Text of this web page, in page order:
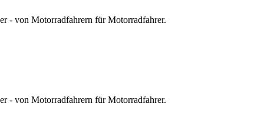
- von Motorradfahrern für Motorradfahrer.
- von Motorradfahrern für Motorradfahrer.